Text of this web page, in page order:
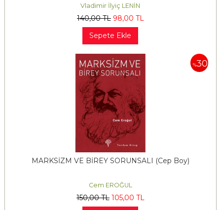
Vladimir İlyiç LENİN
140,00TL 98,00 TL
Sepete Ekle
%30
MARKSİZM VE BİREY SORUNSALI (Cep Boy)
Cem EROĞUL
150,00TL 105,00 TL